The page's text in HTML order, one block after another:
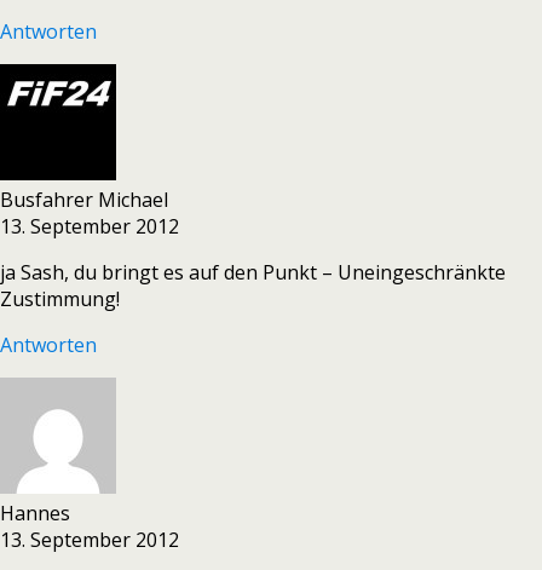
Antworten
Busfahrer Michael
13. September 2012
ja Sash, du bringt es auf den Punkt – Uneingeschränkte
Zustimmung!
Antworten
Hannes
13. September 2012